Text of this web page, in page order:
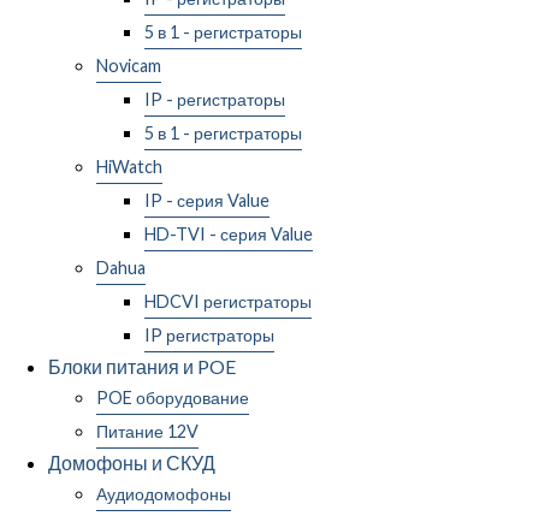
5 в 1 - регистраторы
Novicam
IP - регистраторы
5 в 1 - регистраторы
HiWatch
IP - серия Value
HD-TVI - серия Value
Dahua
HDCVI регистраторы
IP регистраторы
Блоки питания и POE
POE оборудование
Питание 12V
Домофоны и СКУД
Аудиодомофоны